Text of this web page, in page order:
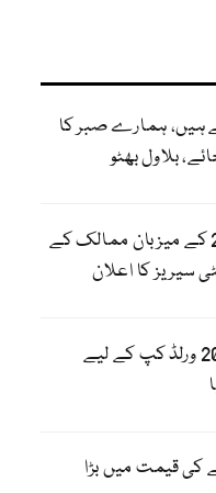
ہیں، ہمارے صبر کا
بلاول بھٹو
ورلڈ کپ 2027 کے میزبان ممالک کے
سیریز کا اعلان
افغانستان 2027 ورلڈ کپ کے لیے
کی قیمت میں بڑا